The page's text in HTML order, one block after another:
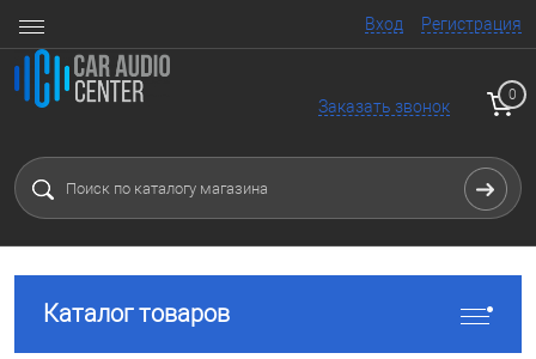
Вход Регистрация
Заказать звонок
0
Каталог товаров